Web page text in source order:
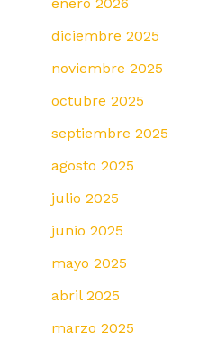
diciembre 2025
noviembre 2025
octubre 2025
septiembre 2025
agosto 2025
julio 2025
junio 2025
mayo 2025
abril 2025
marzo 2025